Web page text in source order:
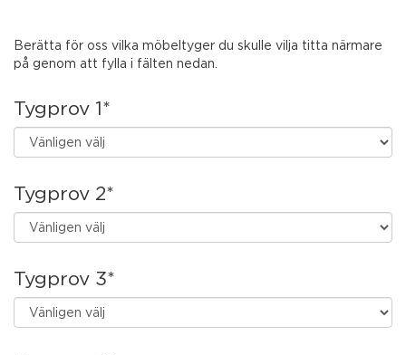
Berätta för oss vilka möbeltyger du skulle vilja titta närmare
på genom att fylla i fälten nedan.
Tygprov 1*
Tygprov 2*
Tygprov 3*